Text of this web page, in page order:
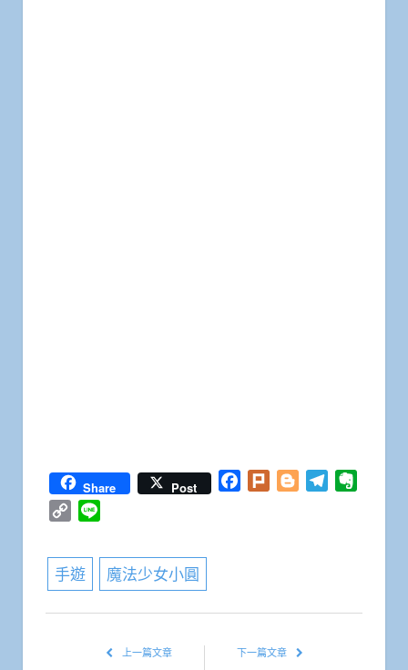
Share Post Facebook
Plurk BloggerTelegram
Copy
手遊 魔法少女小圓
上一篇文章 下一篇文章